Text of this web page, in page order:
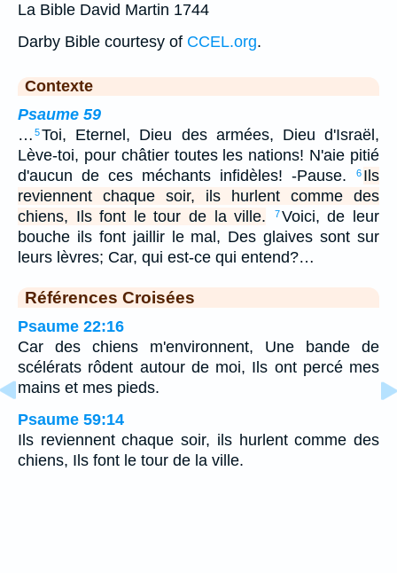
La Bible David Martin 1744
Darby Bible courtesy of CCEL.org.
Contexte
Psaume 59
… 5Toi, Eternel, Dieu des armées, Dieu d'Israël,
Lève-toi, pour châtier toutes les nations! N'aie pitié
d'aucun de ces méchants infidèles! -Pause.
6 Ils
reviennent chaque soir, ils hurlent comme des
chiens, Ils font le tour de la ville.
7Voici, de leur
bouche ils font jaillir le mal, Des glaives sont sur
leurs lèvres; Car, qui est-ce qui entend?…
Références Croisées
Psaume 22:16
Car des chiens m'environnent, Une bande de
scélérats rôdent autour de moi, Ils ont percé mes
mains et mes pieds.
Psaume 59:14
Ils reviennent chaque soir, ils hurlent comme des
chiens, Ils font le tour de la ville.